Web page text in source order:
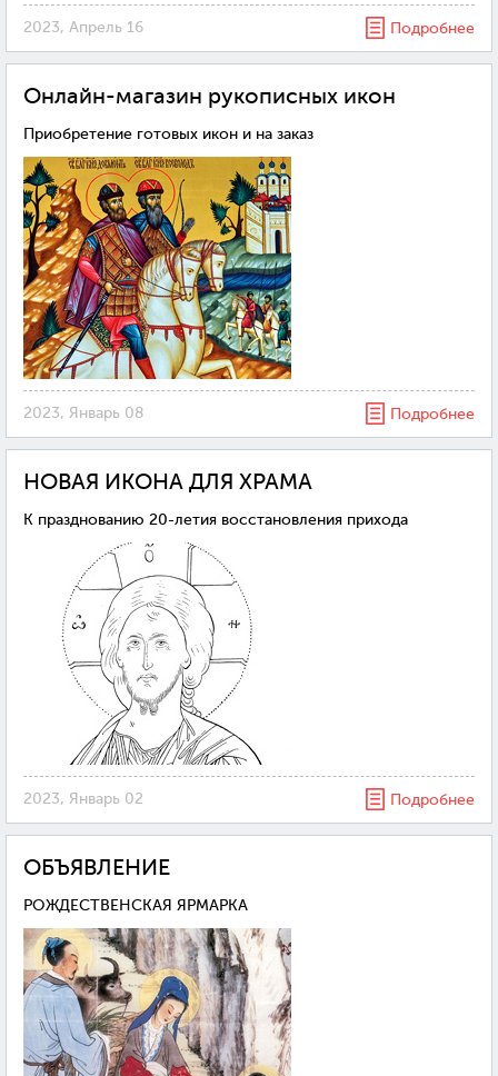
2023, Апрель 16 Подробнее
Онлайн-магазин рукописных икон
Приобретение готовых икон и на заказ
2023, Январь 08 Подробнее
НОВАЯ ИКОНА ДЛЯ ХРАМА
К празднованию 20-летия восстановления прихода
2023, Январь 02 Подробнее
ОБЪЯВЛЕНИЕ
РОЖДЕСТВЕНСКАЯ ЯРМАРКА